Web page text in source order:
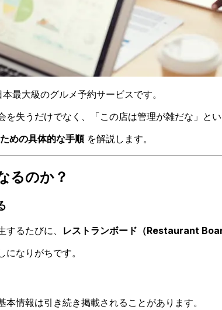
最大級のグルメ予約サービスです。
失うだけでなく、「この店は管理が雑だな」とい
めの具体的な手順を解説します。
るのか？
るたびに、 レストランボード（Restaurant
なりがちです。
情報は引き続き掲載されることがあります。